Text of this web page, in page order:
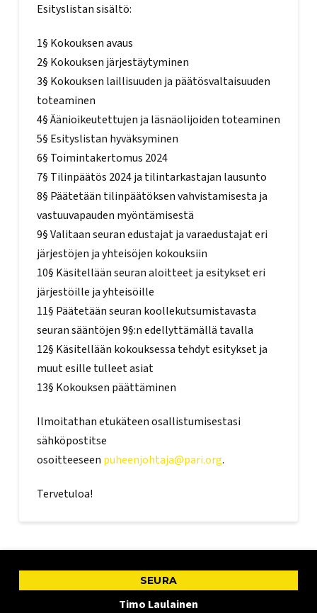
Esityslistan sisältö:
1§ Kokouksen avaus
2§ Kokouksen järjestäytyminen
3§ Kokouksen laillisuuden ja päätösvaltaisuuden
toteaminen
4§ Äänioikeutettujen ja läsnäolijoiden toteaminen
5§ Esityslistan hyväksyminen
6§ Toimintakertomus 2024
7§ Tilinpäätös 2024 ja tilintarkastajan lausunto
8§ Päätetään tilinpäätöksen vahvistamisesta ja
vastuuvapauden myöntämisestä
9§ Valitaan seuran edustajat ja varaedustajat eri
järjestöjen ja yhteisöjen kokouksiin
10§ Käsitellään seuran aloitteet ja esitykset eri
järjestöille ja yhteisöille
11§ Päätetään seuran koollekutsumistavasta
seuran sääntöjen 9§:n edellyttämällä tavalla
12§ Käsitellään kokouksessa tehdyt esitykset ja
muut esille tulleet asiat
13§ Kokouksen päättäminen
Ilmoitathan etukäteen osallistumisestasi
sähköpostitse
osoitteeseen puheenjohtaja@pari.org.
Tervetuloa!
SEURA
Timo Laulainen